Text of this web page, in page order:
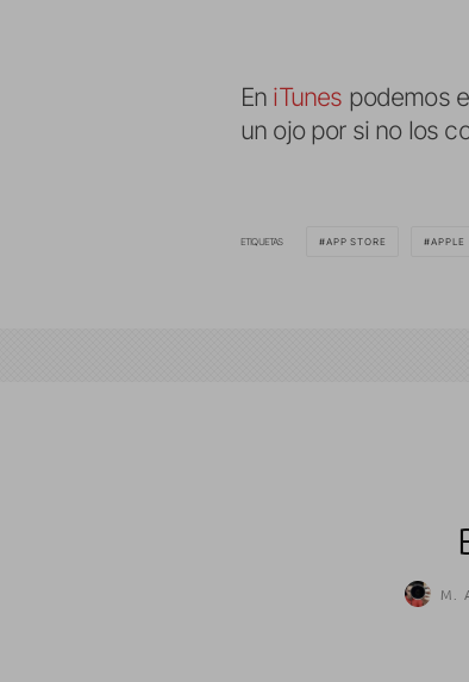
En iTunes podemos
un ojo por si no los
ETIQUETAS APP STORE APPLE
M.